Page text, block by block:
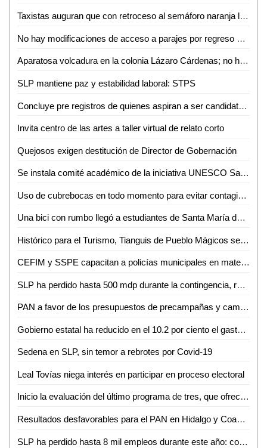
Taxistas auguran que con retroceso al semáforo naranja les irá peor
No hay modificaciones de acceso a parajes por regreso al semáforo naranja
Aparatosa volcadura en la colonia Lázaro Cárdenas; no hubo heridos
SLP mantiene paz y estabilidad laboral: STPS
Concluye pre registros de quienes aspiran a ser candidatos independientes
Invita centro de las artes a taller virtual de relato corto
Quejosos exigen destitución de Director de Gobernación
Se instala comité académico de la iniciativa UNESCO San Luis
Uso de cubrebocas en todo momento para evitar contagio: Mónica Rangel
Una bici con rumbo llegó a estudiantes de Santa María del Río y Villa de Reyes
Histórico para el Turismo, Tianguis de Pueblo Mágicos será virtual por pandemia
CEFIM y SSPE capacitan a policías municipales en materia de derechos humanos
SLP ha perdido hasta 500 mdp durante la contingencia, revela Finanzas
PAN a favor de los presupuestos de precampañas y campañas en SLP
Gobierno estatal ha reducido en el 10.2 por ciento el gasto de operación a precios reales: Daniel Pedroza
Sedena en SLP, sin temor a rebrotes por Covid-19
Leal Tovías niega interés en participar en proceso electoral
Inicio la evaluación del último programa de tres, que ofrece la Coordinación Académica Región Altiplano Oeste (CARAO) de la UASLP
Resultados desfavorables para el PAN en Hidalgo y Coahuila, repercutirían en SLP
SLP ha perdido hasta 8 mil empleos durante este año: comparecencia STyPS